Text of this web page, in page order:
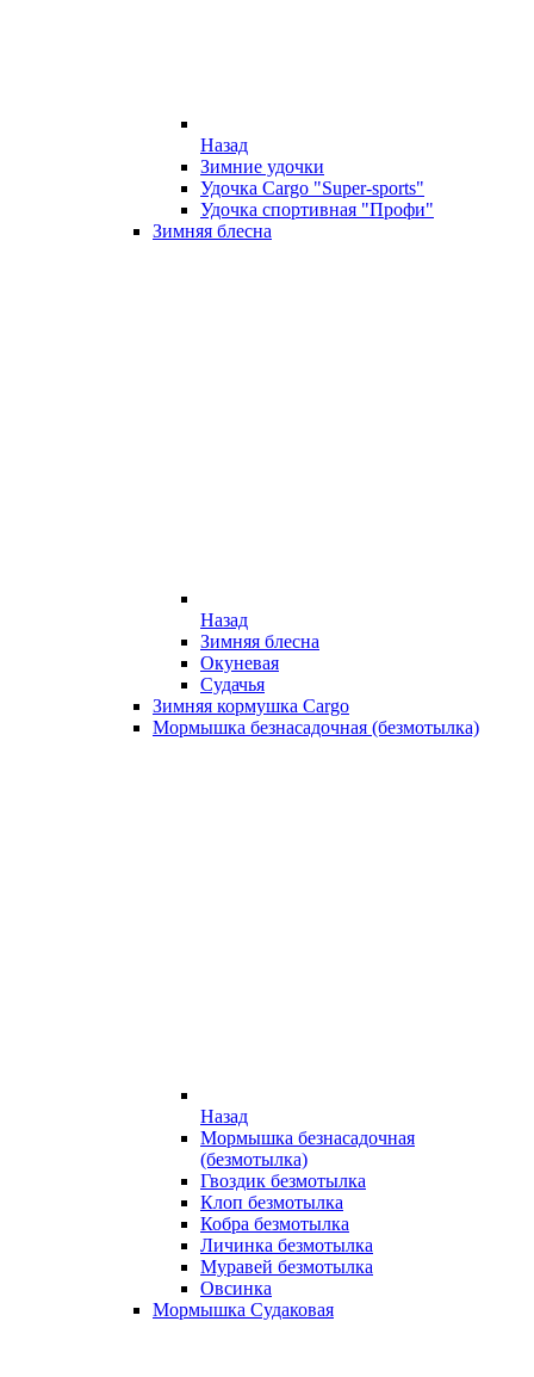
Назад
Зимние удочки
Удочка Cargo "Super-sports"
Удочка спортивная "Профи"
Зимняя блесна
Назад
Зимняя блесна
Окуневая
Судачья
Зимняя кормушка Cargo
Мормышка безнасадочная (безмотылка)
Назад
Мормышка безнасадочная
(безмотылка)
Гвоздик безмотылка
Клоп безмотылка
Кобра безмотылка
Личинка безмотылка
Муравей безмотылка
Овсинка
Мормышка Судаковая